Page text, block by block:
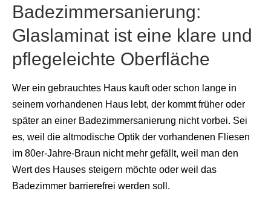
Badezimmersanierung:
Glaslaminat ist eine klare und
pflegeleichte Oberfläche
Wer ein gebrauchtes Haus kauft oder schon lange in
seinem vorhandenen Haus lebt, der kommt früher oder
später an einer Badezimmersanierung nicht vorbei. Sei
es, weil die altmodische Optik der vorhandenen Fliesen
im 80er-Jahre-Braun nicht mehr gefällt, weil man den
Wert des Hauses steigern möchte oder weil das
Badezimmer barrierefrei werden soll.